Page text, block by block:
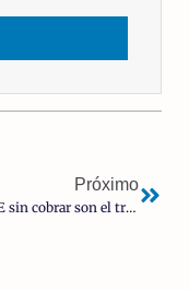
Próximo
Los ERTE sin cobrar son el triple de lo que dice el Gobierno